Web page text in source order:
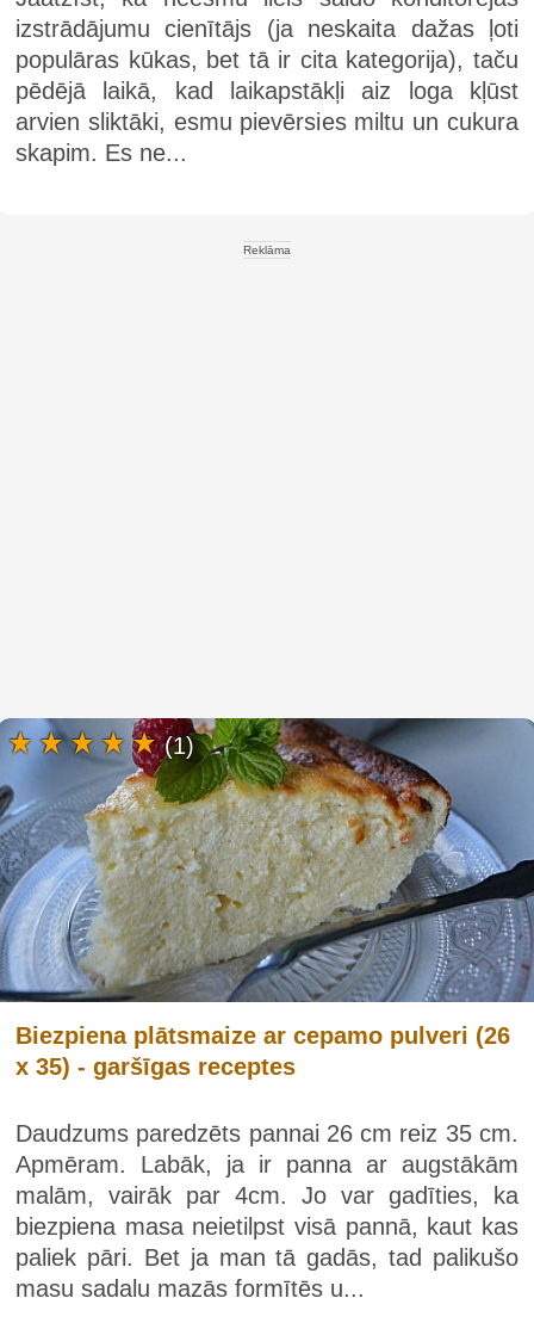
izstrādājumu cienītājs (ja neskaita dažas ļoti
populāras kūkas, bet tā ir cita kategorija), taču
pēdējā laikā, kad laikapstākļi aiz loga kļūst
arvien sliktāki, esmu pievērsies miltu un cukura
skapim. Es ne...
Reklāma
Biezpiena plātsmaize ar cepamo pulveri (26
x 35) - garšīgas receptes
Daudzums paredzēts pannai 26 cm reiz 35 cm.
Apmēram. Labāk, ja ir panna ar augstākām
malām, vairāk par 4cm. Jo var gadīties, ka
biezpiena masa neietilpst visā pannā, kaut kas
paliek pāri. Bet ja man tā gadās, tad palikušo
masu sadalu mazās formītēs u...
(1)